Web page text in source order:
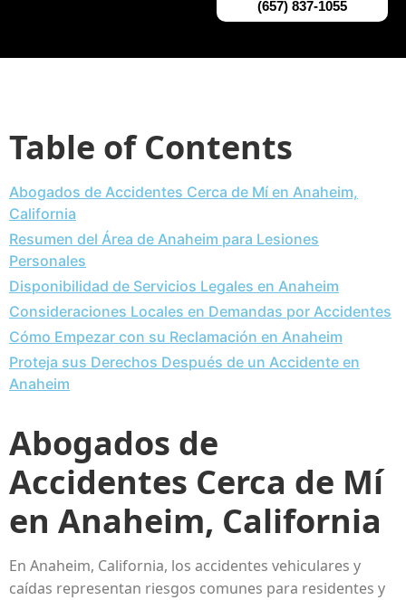
(657) 837-1055
Table of Contents
Abogados de Accidentes Cerca de Mí en Anaheim,
California
Resumen del Área de Anaheim para Lesiones
Personales
Disponibilidad de Servicios Legales en Anaheim
Consideraciones Locales en Demandas por Accidentes
Cómo Empezar con su Reclamación en Anaheim
Proteja sus Derechos Después de un Accidente en
Anaheim
Abogados de
Accidentes Cerca de Mí
en Anaheim, California
En Anaheim, California, los accidentes vehiculares y
caídas representan riesgos comunes para residentes y